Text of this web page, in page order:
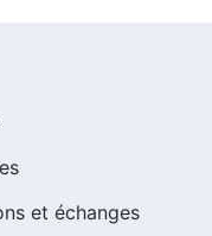
et échanges